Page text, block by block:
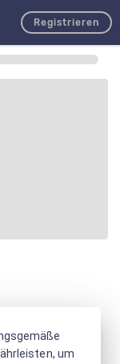
Registrieren
um